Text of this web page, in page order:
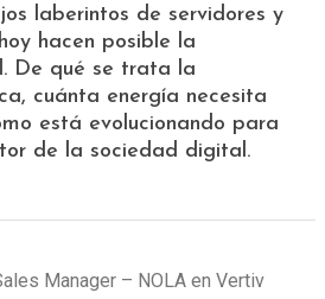
laberintos de servidores y
hacen posible la
De qué se trata la
cuánta energía necesita
está evolucionando para
de la sociedad digital.
Manager – NOLA en Vertiv